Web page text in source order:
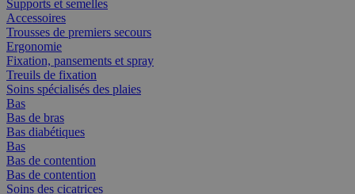
Supports et semelles
Accessoires
Trousses de premiers secours
Ergonomie
Fixation, pansements et spray
Treuils de fixation
Soins spécialisés des plaies
Bas
Bas de bras
Bas diabétiques
Bas
Bas de contention
Bas de contention
Soins des cicatrices